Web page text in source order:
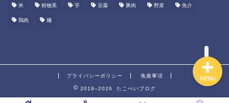
米 粉物系 芋 豆腐 豚肉 野菜 魚介
鶏肉 麺
プライバシーポリシー 免責事項
2019–2026 たこべいブログ
MENU